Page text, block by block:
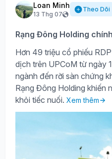
Loan Minh
13 Thg 07
Theo Dõi
Rạng Đông Holding
Hơn 49 triệu cổ phiếu
dịch trên UPCoM từ ngày
ngành đến rời sàn chứng
Rạng Đông Holding khiến
khỏi tiếc nuối. Xem thêm